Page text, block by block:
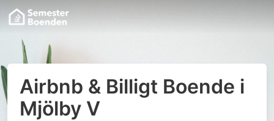
Airbnb & Billigt Boende i
Mjölby V